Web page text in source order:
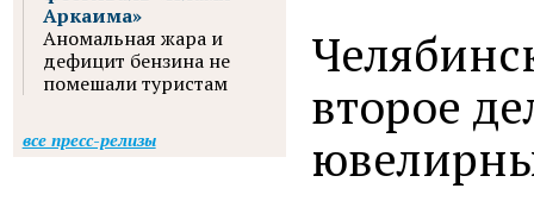
второе
Аркаима»
Аномальная жара и
дефицит бензина не
помешали туристам
все пресс-релизы